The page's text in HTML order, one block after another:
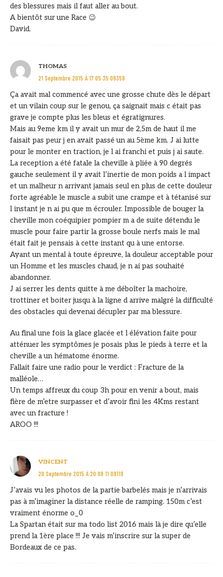
des blessures mais il faut aller au bout.
A bientôt sur une Race 😉
David.
THOMAS
21 Septembre 2015 À 17 05 35 09359
Ça avait mal commencé avec une grosse chute dès le départ
et un vilain coup sur le genou, ça saignait mais c était pas
grave je compte plus les bleus et égratignures.
Mais au 9eme km il y avait un mur de 2,5m de haut il me
faisait pas peur j en avait passé un au 5ème km. J ai lutte
pour le monter en traction, je l ai franchi et puis j ai saute.
La reception a été fatale la cheville à pliée à 90 degrés
gauche seulement il y avait l’inertie de mon poids a l impact
et un malheur n arrivant jamais seul en plus de cette douleur
forte agréable le muscle a subit une crampe et à tétanisé sur
l instant je n ai pu que m écrouler. Impossible de bouger la
cheville mon coéquipier pompier m a de suite détendu le
muscle pour faire partir la grosse boule nerfs mais le mal
était fait je pensais à cette instant qu à une entorse.
Ayant un mental à toute épreuve, la douleur acceptable pour
un Homme et les muscles chaud, je n ai pas souhaité
abandonner.
J ai serrer les dents quitte à me déboîter la machoire,
trottiner et boiter jusqu à la ligne d arrive malgré la difficulté
des obstacles qui devenai décupler par ma blessure.
Au final une fois la glace glacée et l élévation faite pour
atténuer les symptômes je posais plus le pieds à terre et la
cheville a un hématome énorme.
Fallait faire une radio pour le verdict : Fracture de la
malléole…
Un temps affreux du coup 3h pour en venir a bout, mais
fière de m’etre surpasser et d’avoir fini les 4Kms restant
avec un fracture !
AROO !!!
VINCENT
20 Septembre 2015 À 20 08 11 09119
J’avais vu les photos de la partie barbelés mais je n’arrivais
pas à m’imaginer la distance réelle de ramping. 150m c’est
vraiment énorme o_0
La Spartan était sur ma todo list 2016 mais là je dire qu’elle
prend la 1ère place !!! Je vais m’inscrire sur la super de
Bordeaux de ce pas.